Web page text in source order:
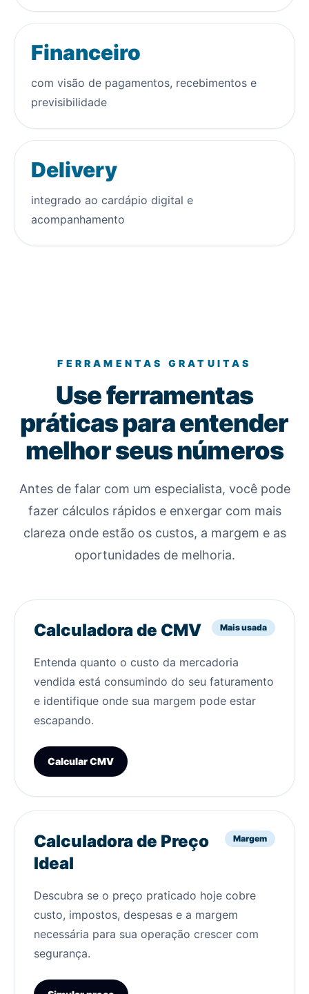
Financeiro
com visão de pagamentos, recebimentos e
previsibilidade
Delivery
integrado ao cardápio digital e
acompanhamento
FERRAMENTAS GRATUITAS
Use ferramentas
práticas para entender
melhor seus números
Antes de falar com um especialista, você pode
fazer cálculos rápidos e enxergar com mais
clareza onde estão os custos, a margem e as
oportunidades de melhoria.
Calculadora de CMV Mais usada
Entenda quanto o custo da mercadoria
vendida está consumindo do seu faturamento
e identifique onde sua margem pode estar
escapando.
Calcular CMV
Calculadora de Preço
Ideal
Margem
Descubra se o preço praticado hoje cobre
custo, impostos, despesas e a margem
necessária para sua operação crescer com
segurança.